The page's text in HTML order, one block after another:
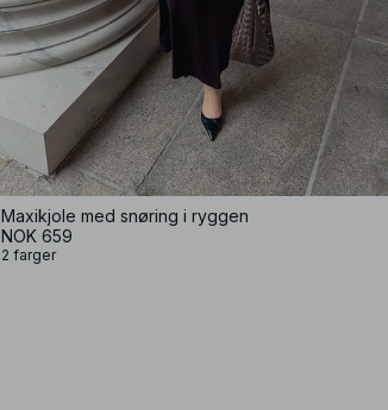
Maxikjole med snøring i ryggen
NOK 659
2 farger